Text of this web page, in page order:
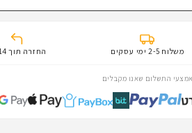
משלוח 2-5 ימי עסקים החזרה תוך 14 יום
אמצעי התשלום שאנו מקבלים